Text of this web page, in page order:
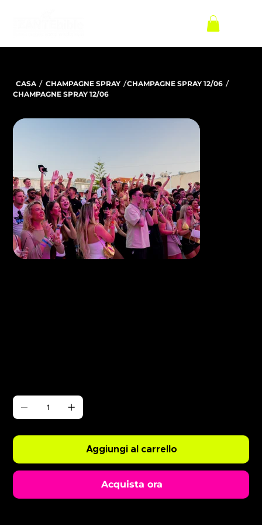
CASA / CHAMPAGNE SPRAY /CHAMPAGNE SPRAY 12/06 /
CHAMPAGNE SPRAY 12/06
Aggiungi al carrello
Acquista ora